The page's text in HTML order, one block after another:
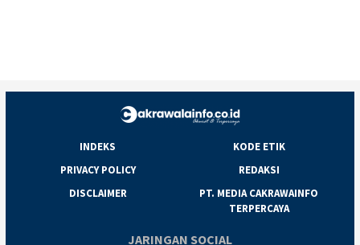
INDEKS
KODE ETIK
PRIVACY POLICY
REDAKSI
DISCLAIMER
PT. MEDIA CAKRAWAINFO
TERPERCAYA
JARINGAN SOCIAL